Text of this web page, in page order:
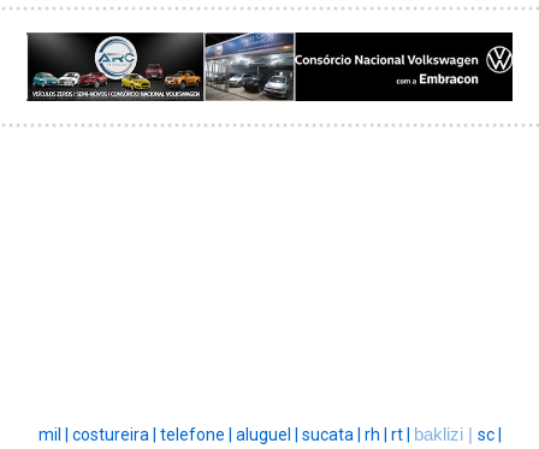
mil | costureira | telefone | aluguel | sucata | rh | rt | baklizi | sc |